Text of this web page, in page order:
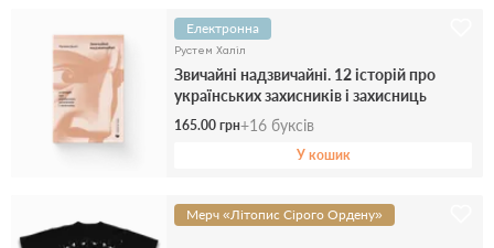
Електронна
Рустем Халіл
Звичайні надзвичайні. 12 історій про
українських захисників і захисниць
165.00 грн+16 буксів
У кошик
Мерч «Літопис Сірого Ордену»